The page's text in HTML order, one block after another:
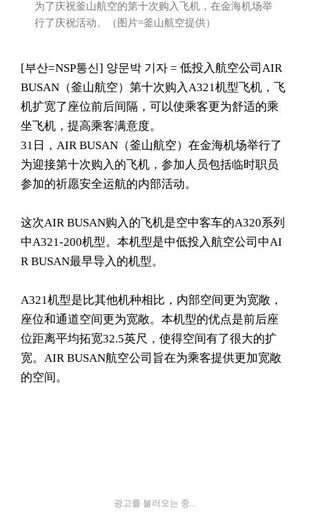
为了庆祝釜山航空的第十次购入飞机，在金海机场举
行了庆祝活动。（图片=釜山航空提供）
[부산=NSP통신] 양문박 기자 = 低投入航空公司AIR
BUSAN（釜山航空）第十次购入A321机型飞机，飞
机扩宽了座位前后间隔，可以使乘客更为舒适的乘
坐飞机，提高乘客满意度。
31日，AIR BUSAN（釜山航空）在金海机场举行了
为迎接第十次购入的飞机，参加人员包括临时职员
参加的祈愿安全运航的内部活动。
这次AIR BUSAN购入的飞机是空中客车的A320系列
中A321-200机型。本机型是中低投入航空公司中AI
R BUSAN最早导入的机型。
A321机型是比其他机种相比，内部空间更为宽敞，
座位和通道空间更为宽敞。本机型的优点是前后座
位距离平均拓宽32.5英尺，使得空间有了很大的扩
宽。AIR BUSAN航空公司旨在为乘客提供更加宽敞
的空间。
광고를 불러오는 중...